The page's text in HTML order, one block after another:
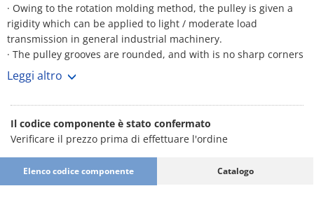
· Owing to the rotation molding method, the pulley is given a
rigidity which can be applied to light / moderate load
transmission in general industrial machinery.
· The pulley grooves are rounded, and with is no sharp corners
will not damage the belt.
· Because of its light weight, the entire machine including the
dark blue), hub: FC200, electrodeposition coating (NBK dark
blue), bolt: 10B22M.
Leggi altro
Il codice componente è stato confermato
Verificare il prezzo prima di effettuare l'ordine
Elenco codice componente Catalogo